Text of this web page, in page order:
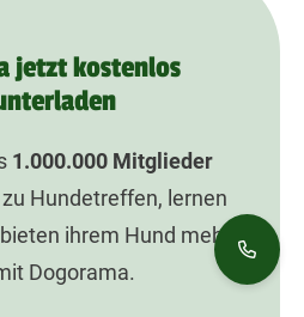
jetzt kostenlos
1.000.000Mitglieder
Hundetreffen, lernen
ihrem Hund mehr
Dogorama.